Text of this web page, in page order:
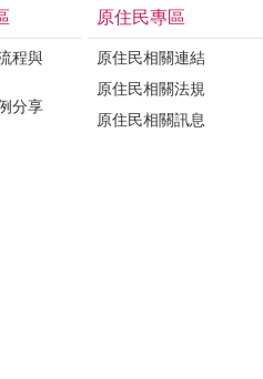
程與
分享
原住民專區
原住民相關連結
原住民相關法規
原住民相關訊息